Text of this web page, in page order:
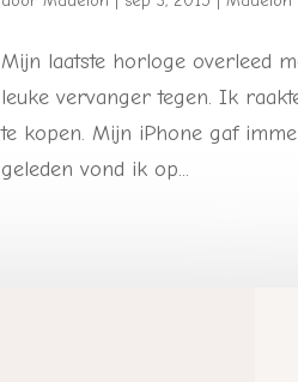
Mijn laatste horloge overleed
leuke vervanger tegen. Ik
te kopen. Mijn iPhone gaf
geleden vond ik op...